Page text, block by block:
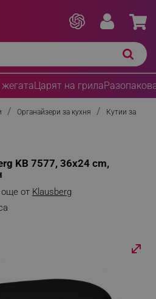
Царят на грила
Органайзери за кухня
Кутии за
KB 7577, 36x24 cm,
от Klausberg